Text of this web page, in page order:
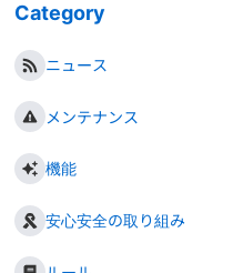
Category
ニュース
メンテナンス
機能
安心安全の取り組み